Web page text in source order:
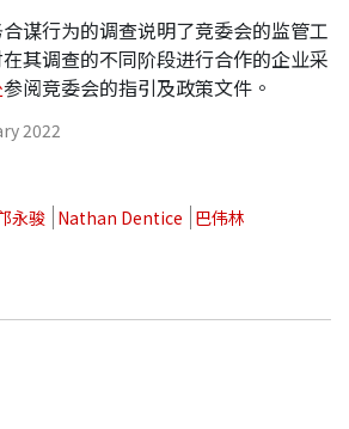
地点
谋行为的调查说明了竞委会的监管工
其调查的不同阶段进行合作的企业采
参阅竞委会的指引及政策文件。
2022
永骏 Nathan Dentice 巴伟林